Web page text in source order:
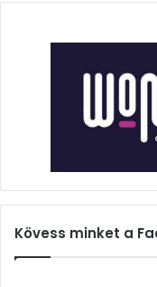
Kövess minket a